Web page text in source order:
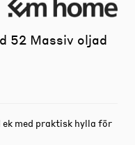
52 Massiv oljad
med praktisk hylla för